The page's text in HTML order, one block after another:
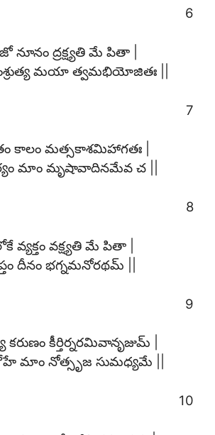
6
ద్రక్ష్యతి మే పితా |
మయా త్వమభియోజితః ||
7
కాలం మత్సకాశమిహాగతః |
మాం మృషావాదినమేవ చ ||
8
వ్యక్తం వక్ష్యతి మే పితా |
దీనం భగ్నమనోరథమ్ ||
9
కీర్తిర్నరమివానృజుమ్ |
మాం నోత్సృజ సుమధ్యమే ||
10